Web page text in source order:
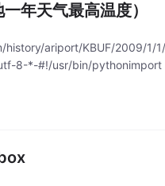
例程 （爬取 某地一年天气最高温度）
ariport/KBUF/2009/1/
8-*-#!/usr/bin/pythonimport